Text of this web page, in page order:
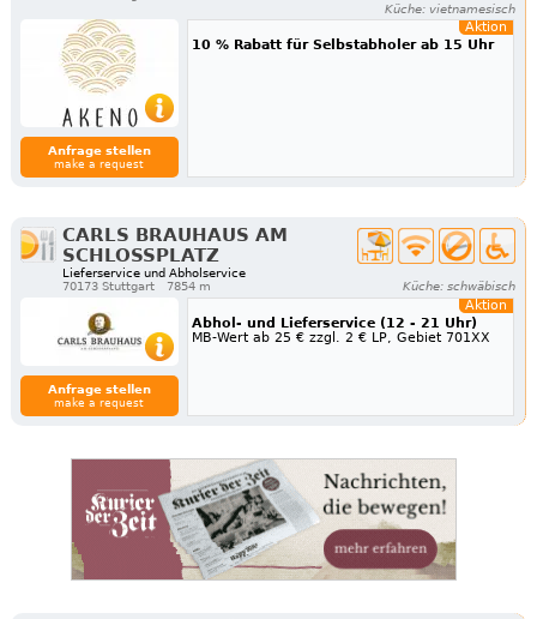
Küche: vietnamesisch
Anfrage stellen
make a request
Aktion
10 % Rabatt für Selbstabholer ab 15 Uhr
CARLS BRAUHAUS AM
SCHLOSSPLATZ
Lieferservice und Abholservice
70173 Stuttgart
7854 m Küche: schwäbisch
Anfrage stellen
make a request
Aktion
Abhol- und Lieferservice (12 - 21 Uhr)
MB-Wert ab 25 € zzgl. 2 € LP, Gebiet 701XX